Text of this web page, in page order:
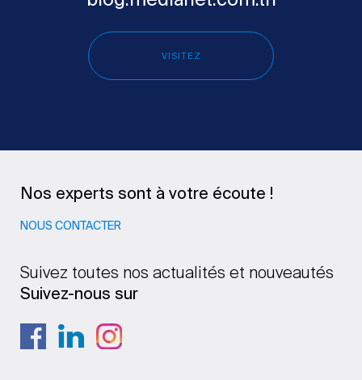
VISITEZ
Nos experts sont à votre écoute !
NOUS CONTACTER
Suivez toutes nos actualités et nouveautés
Suivez-nous sur